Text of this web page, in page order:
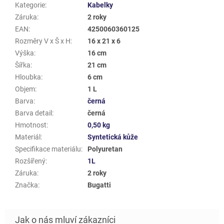
Kategorie:
Kabelky
Záruka:
2 roky
EAN:
4250060360125
Rozměry V x Š x H:
16 x 21 x 6
Výška:
16 cm
Šířka:
21 cm
Hloubka:
6 cm
Objem:
1 L
Barva:
černá
Barva detail :
černá
Hmotnost:
0,50 kg
Materiál :
Syntetická kůže
Specifikace materiálu:
Polyuretan
Rozšířený:
1L
Záruka:
2 roky
Značka: Bugatti